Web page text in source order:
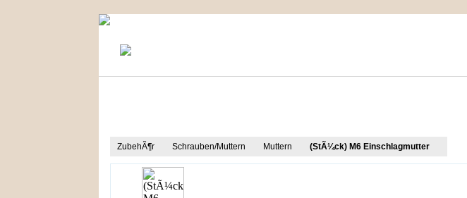
ZubehÃ¶r Schrauben/Muttern Muttern (StÃ¼ck) M6 Einschlagmutter